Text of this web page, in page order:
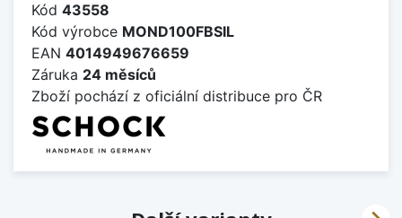
Kód 43558
Kód výrobce MOND100FBSIL
EAN 4014949676659
Záruka 24 měsíců
Zboží pochází z oficiální distribuce pro ČR